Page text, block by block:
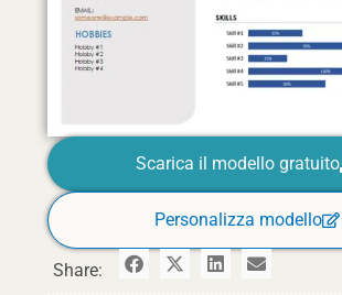
Scarica il modello gratuito
Personalizza modello
Share: